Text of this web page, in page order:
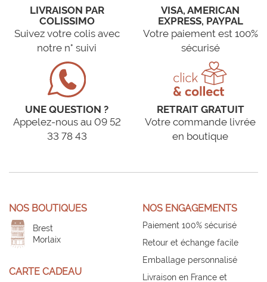
LIVRAISON PAR
COLISSIMO
Suivez votre colis avec
notre n° suivi
VISA, AMERICAN
EXPRESS, PAYPAL
Votre paiement est 100%
sécurisé
UNE QUESTION ?
Appelez-nous au 09 52
33 78 43
RETRAIT GRATUIT
Votre commande livrée
en boutique
NOS BOUTIQUES
Brest
Morlaix
CARTE CADEAU
NOS ENGAGEMENTS
Paiement 100% sécurisé
Retour et échange facile
Emballage personnalisé
Livraison en France et